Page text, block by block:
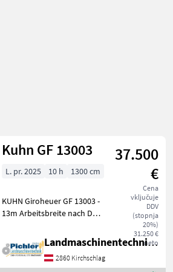
Kuhn GF 13003
37.500
€
Cena
vključuje
DDV
(stopnja
20%)
31.250 €
neto
L. pr. 2025 10 h 1300 cm
KUHN Giroheuer GF 13003 -
13m Arbeitsbreite nach DIN
Kreiseleinheiten mit je 6
Zinkenarmen - KUHN
Landmaschinentechnik Pichler GmbH
2860 Kirchschlag